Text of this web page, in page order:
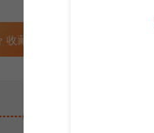
收藏 (0)